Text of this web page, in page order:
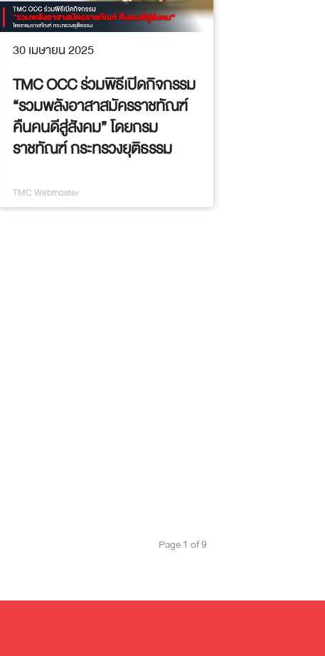
30 เมษายน 2025
TMC OCC ร่วมพิธีเปิดกิจกรรม
“รวมพลังอาสาสมัครราชทัณฑ์
คืนคนดีสู่สังคม” โดยกรม
ราชทัณฑ์ กระทรวงยุติธรรม
TMC Webmaster
Page 1 of 9